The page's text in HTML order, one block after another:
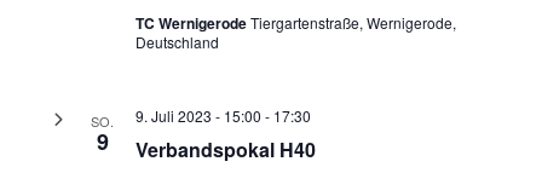
TC WernigerodeTiergartenstraße, Wernigerode,
Deutschland
SO.
9 Verbandspokal H40
9. Juli 2023 - 15:00 - 17:30